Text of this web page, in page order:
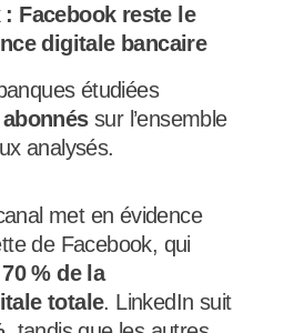
Facebook reste le
digitale bancaire
étudiées
abonnéssur l’ensemble
analysés.
met en évidence
de Facebook, qui
70 % de la
totale. LinkedIn suit